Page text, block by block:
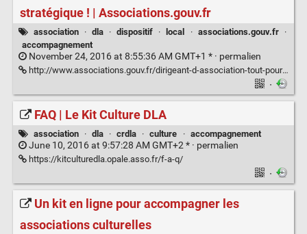
stratégique ! | Associations.gouv.fr
association · dla · dispositif · local · associations.gouv.fr
·
accompagnement
November 24, 2016 at 8:55:36 AM GMT+1 * · permalien
http://www.associations.gouv.fr/dirigeant-d-association-tout-pour-reussir-pour-reussir-votre-projet-associatif-avec-la-boussole-strategique.html
·
FAQ | Le Kit Culture DLA
association · dla · crdla · culture · accompagnement
June 10, 2016 at 9:57:28 AM GMT+2 * · permalien
https://kitculturedla.opale.asso.fr/f-a-q/
·
Un kit en ligne pour accompagner les
associations culturelles